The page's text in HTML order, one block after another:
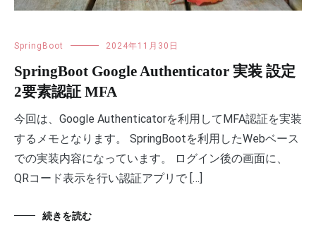
SpringBoot 2024年11月30日
SpringBoot Google Authenticator 実装 設定
2要素認証 MFA
今回は、Google Authenticatorを利用してMFA認証を実装
するメモとなります。 SpringBootを利用したWebベース
での実装内容になっています。 ログイン後の画面に、
QRコード表示を行い認証アプリで […]
続きを読む